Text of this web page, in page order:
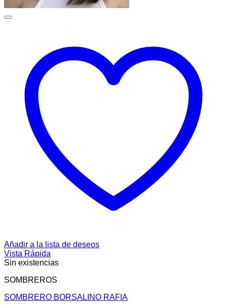
Añadir a la lista de deseos
Vista Rápida
Sin existencias
SOMBREROS
SOMBRERO BORSALINO RAFIA